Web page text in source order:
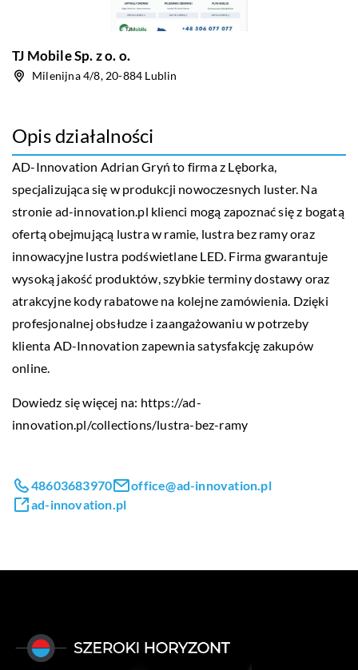
TJ Mobile Sp. z o. o.
Milenijna 4/8, 20-884 Lublin
Opis działalności
AD-Innovation Adrian Gryń to firma z Lęborka,
specjalizująca się w produkcji nowoczesnych luster. Na
stronie ad-innovation.pl klienci mogą zapoznać się z bogatą
ofertą obejmującą lustra w ramie, lustra bez ramy oraz
innowacyjne lustra podświetlane LED. Firma gwarantuje
wysoką jakość produktów, szybkie terminy dostawy oraz
atrakcyjne kody rabatowe na kolejne zamówienia. Dzięki
profesjonalnej obsłudze i zaangażowaniu w potrzeby
klienta AD-Innovation zapewnia satysfakcję zakupów
online.
Dowiedz się więcej na: https://ad-
innovation.pl/collections/lustra-bez-ramy
48603683970
office@ad-innovation.pl
ad-innovation.pl